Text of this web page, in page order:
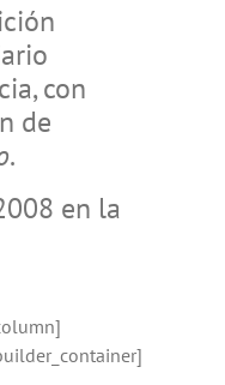
con
de
.
en la